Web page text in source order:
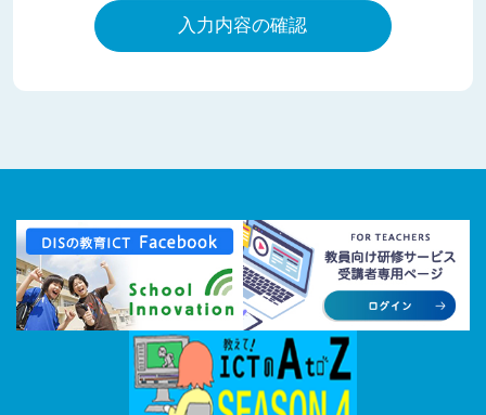
入力内容の確認